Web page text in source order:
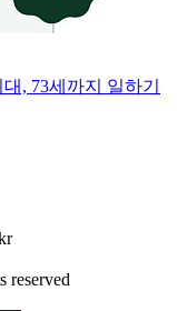
, 73세까지 일하기
reserved